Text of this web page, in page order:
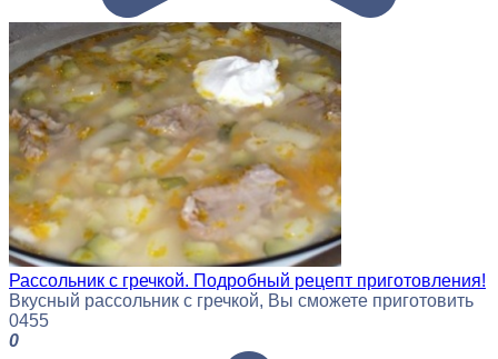
Рассольник с гречкой. Подробный рецепт приготовления!
Вкусный рассольник с гречкой, Вы сможете приготовить
0455
0